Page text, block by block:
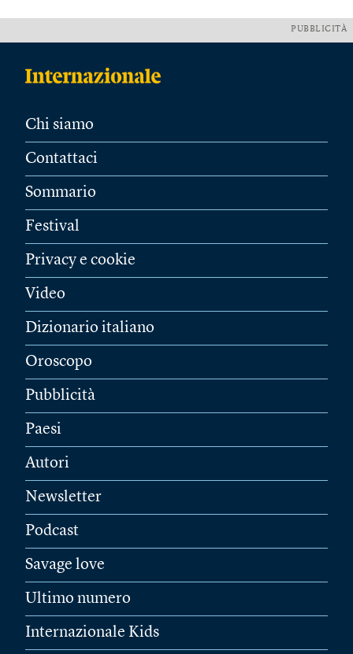
PUBBLICITÀ
Chi siamo
Contattaci
Sommario
Festival
Privacy e cookie
Video
Dizionario italiano
Oroscopo
Pubblicità
Paesi
Autori
Newsletter
Podcast
Savage love
Ultimo numero
Internazionale Kids